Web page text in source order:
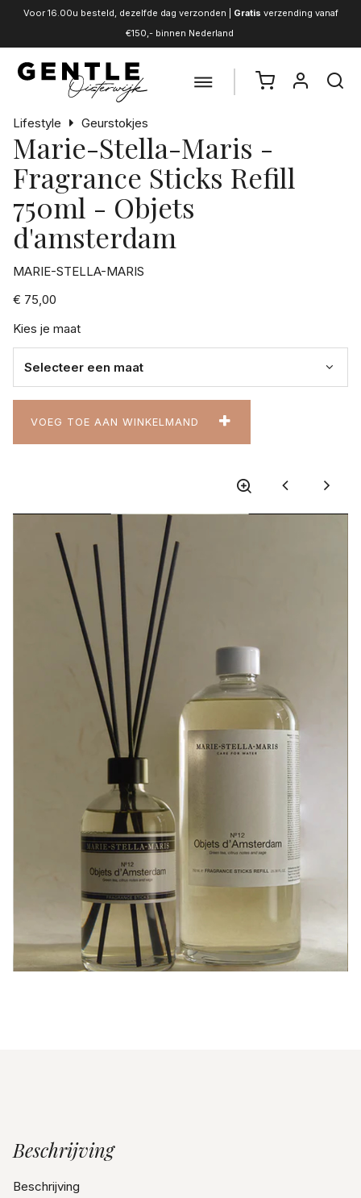
Voor 16.00u besteld, dezelfde dag verzonden | Gratis verzending vanaf
€150,- binnen Nederland
Lifestyle Geurstokjes
Marie-Stella-Maris -
Fragrance Sticks Refill
750ml - Objets
d'amsterdam
MARIE-STELLA-MARIS
€ 75,00
Kies je maat
VOEG TOE AAN WINKELMAND
Beschrijving
Beschrijving